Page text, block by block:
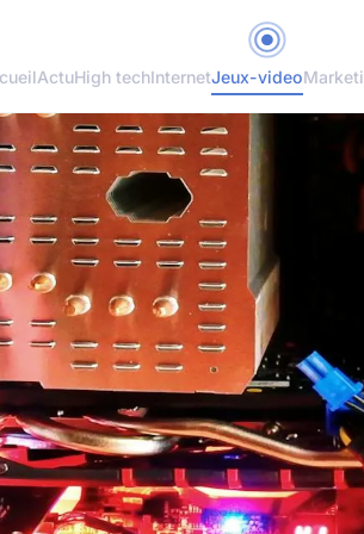
ActuHigh techInternetJeux-video